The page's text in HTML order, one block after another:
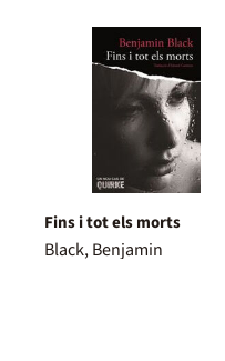
Fins i tot els morts
Black, Benjamin